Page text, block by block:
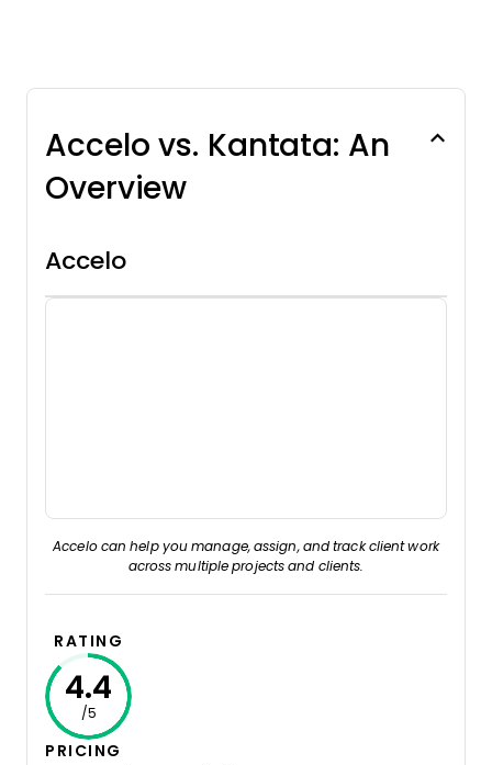
Accelo vs. Kantata: An
Overview
Accelo
Accelo can help you manage, assign, and track client work
across multiple projects and clients.
RATING
4.4
/5
PRICING